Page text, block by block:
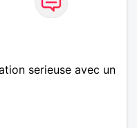
serieuse avec un